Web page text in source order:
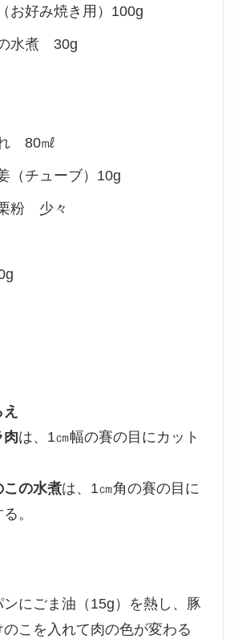
お好み焼き用）100g
水煮 30g
80㎖
（チューブ）10g
粉 少々
肉は、1㎝幅の賽の目にカット
この水煮は、1㎝角の賽の目に
。
ンにごま油（15g）を熱し、豚
のこを入れて肉の色が変わる